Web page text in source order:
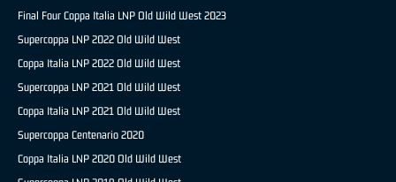
Final Four Coppa Italia LNP Old Wild West 2023
Supercoppa LNP 2022 Old Wild West
Coppa Italia LNP 2022 Old Wild West
Supercoppa LNP 2021 Old Wild West
Coppa Italia LNP 2021 Old Wild West
Supercoppa Centenario 2020
Coppa Italia LNP 2020 Old Wild West